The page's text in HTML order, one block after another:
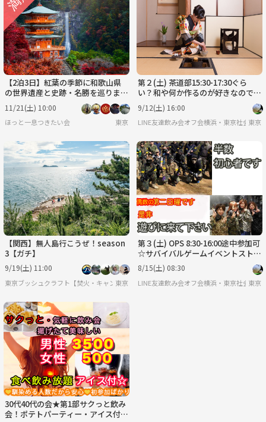
【2泊3日】紅葉の季節に和歌山県
の世界遺産と史跡・名勝を巡ります
♪
11/21(土) 10:00
ほっと一息つきたい会 東京
第２(土) 茶道部15:30-17:30ぐら
い？和や何か作るのが好きなのでも
です一人参加も安心・和の心いかが
ですか？
9/12(土) 16:00
LINE友達飲み会オフ会横浜・東京社会人サ
東京
【関西】無人島行こうぜ！season
3【ガチ】
9/19(土) 11:00
東京ブッシュクラフト【焚火・キャンプ・サバイバル】
東京
第３(土) OPS 8:30-16:00途中参加可
☆サバイバルゲームイベントストレ
ス解消～勿論運動にもなります
8/15(土) 08:30
LINE友達飲み会オフ会横浜・東京社会人サ
東京
30代40代の会★第1部サクっと飲み
会！ポテトパーティー・アイス付！